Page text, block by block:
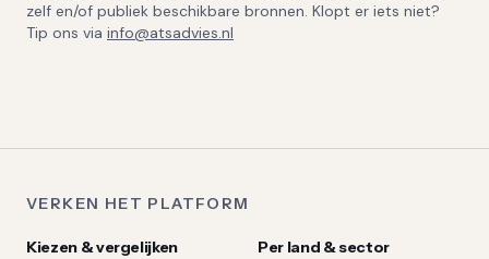
zelf en/of publiek beschikbare bronnen. Klopt er iets niet?
Tip ons via info@atsadvies.nl
VERKEN HET PLATFORM
Kiezen & vergelijken
Per land & sector